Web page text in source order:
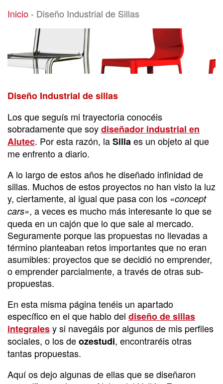
Diseño Industrial de Sillas
Inicio- Diseño Industrial de Sillas
Diseño Industrial de sillas
Los que seguís mi trayectoria conocéis
sobradamente que soydiseñador industrial en
Alutec. Por esta razón, laSillaes un objeto al que
me enfrento a diario.
A lo largo de estos años he diseñado infinidad de
sillas. Muchos de estos proyectos no han visto la luz
y, ciertamente, al igual que pasa con los «concept
cars», a veces es mucho más interesante lo que se
queda en un cajón que lo que sale al mercado.
Seguramente porque las propuestas no llevadas a
término planteaban retos importantes que no eran
asumibles: proyectos que se decidió no emprender,
o emprender parcialmente, a través de otras sub-
propuestas.
En esta misma página tenéis un apartado
específico en el que hablo del diseño de sillas
integralesy si navegáis por algunos de mis perfiles
sociales, o los deozestudi, encontraréis otras
tantas propuestas.
Aquí os dejo algunas de ellas que se diseñaron